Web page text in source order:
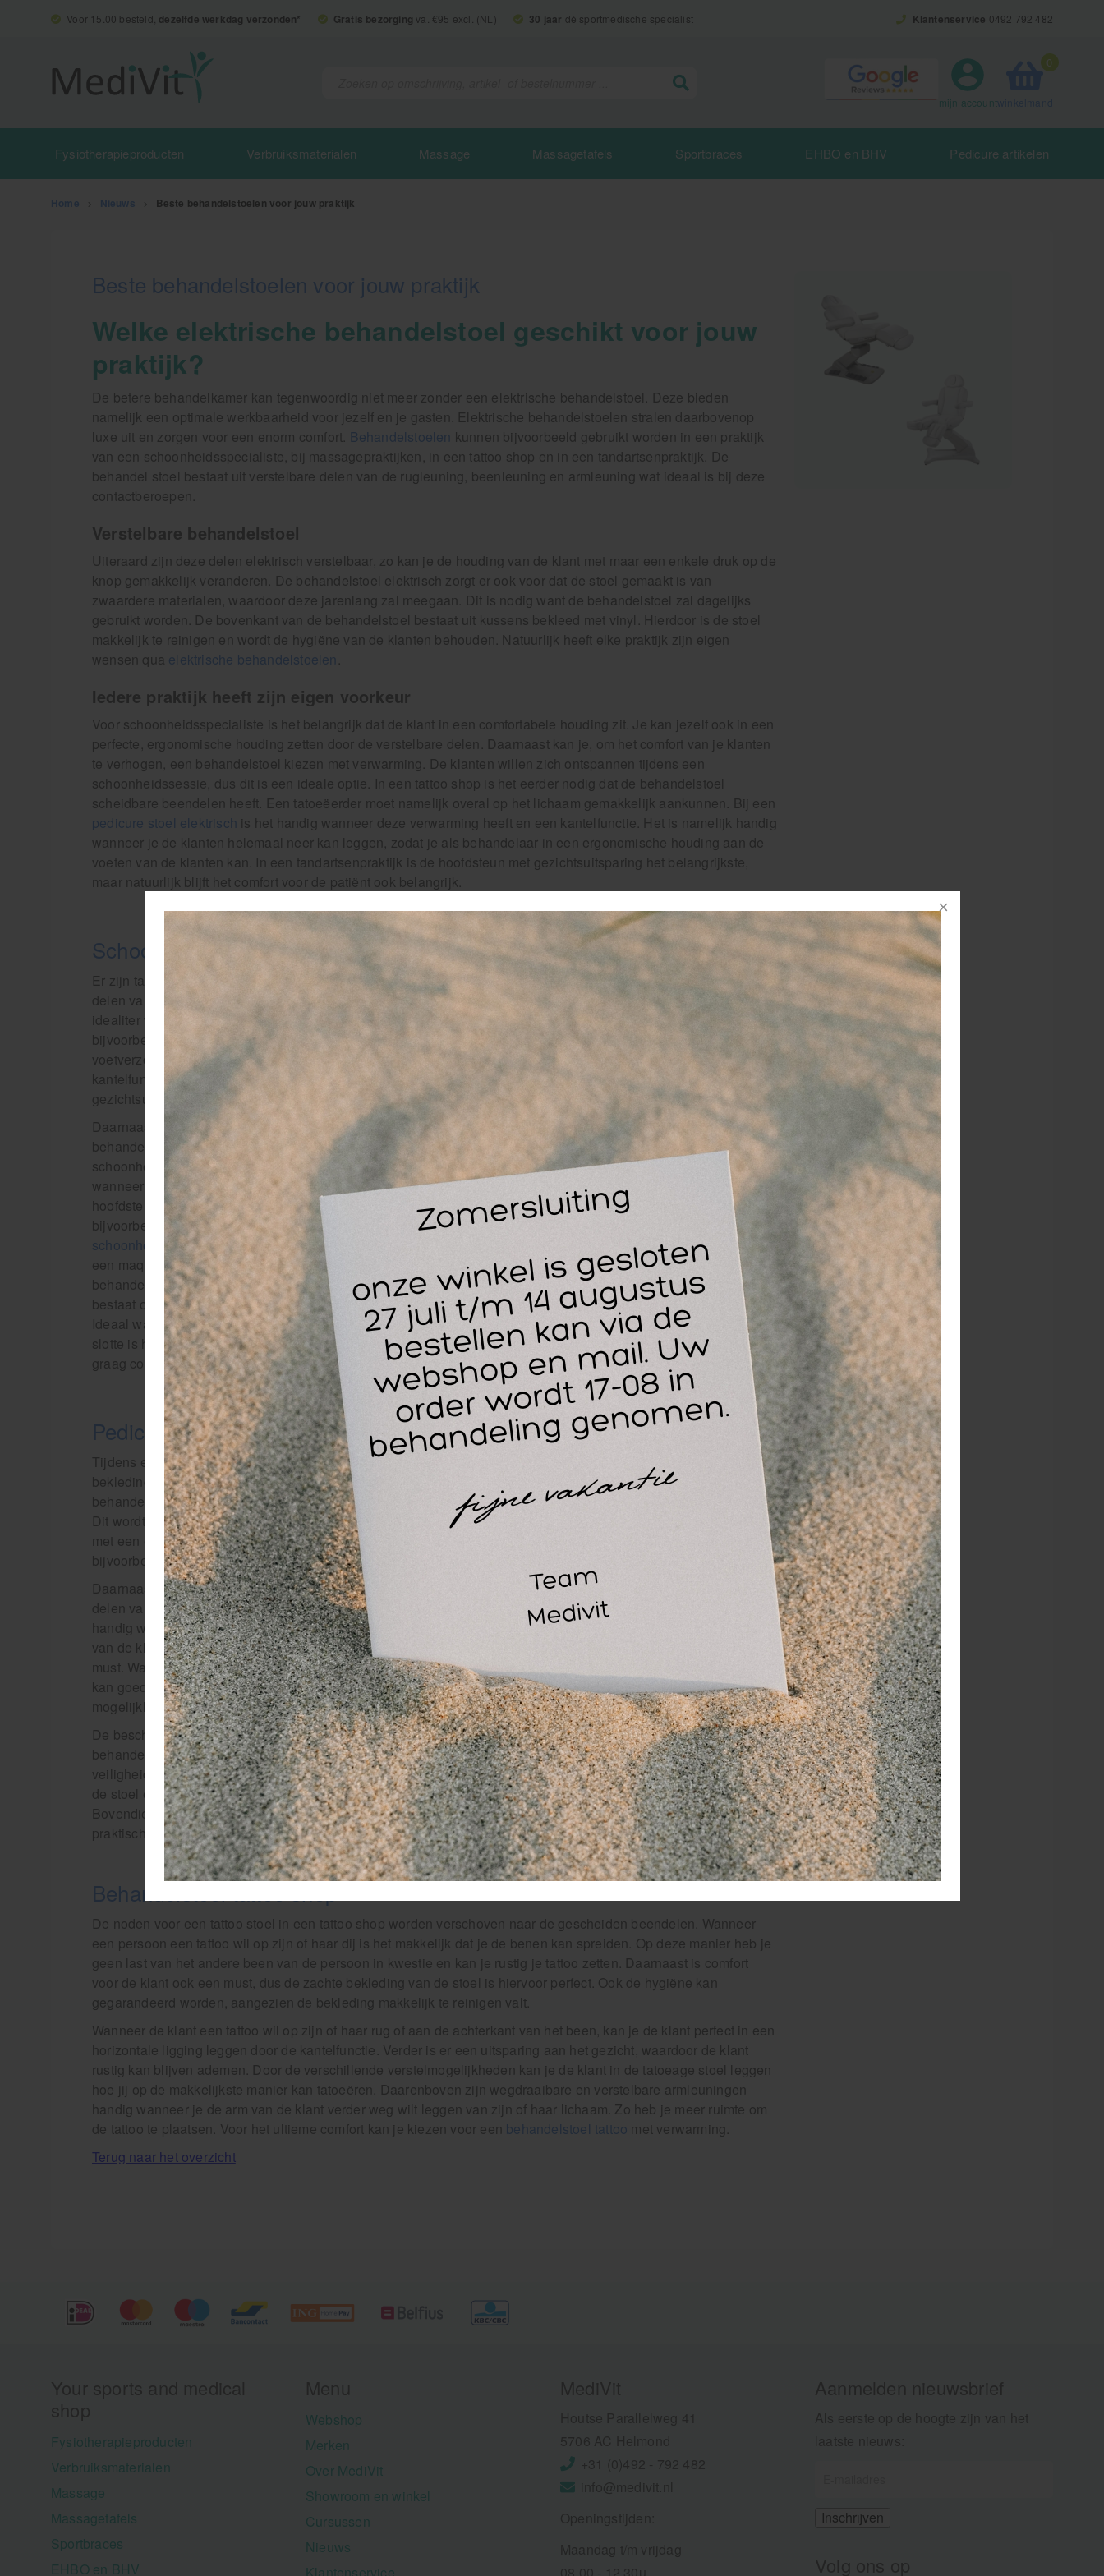
Voor 15.00 besteld, dezelfde werkdag verzonden* Gratis bezorging va. €95 excl. (NL) 30 jaar dé sportmedische specialist Klantenservice 0492 792 482
0
mijn account
Fysiotherapieproducten Verbruiksmaterialen Massage Massagetafels Sportbraces EHBO en BHV Pedicure artikelen
Home Nieuws Beste behandelstoelen voor jouw praktijk
Beste behandelstoelen voor jouw praktijk
Welke elektrische behandelstoel geschikt voor jouw
praktijk?
De betere behandelkamer kan tegenwoordig niet meer zonder een elektrische behandelstoel. Deze bieden
namelijk een optimale werkbaarheid voor jezelf en je gasten. Elektrische behandelstoelen stralen daarbovenop
luxe uit en zorgen voor een enorm comfort. Behandelstoelen kunnen bijvoorbeeld gebruikt worden in een praktijk
van een schoonheidsspecialiste, bij massagepraktijken, in een tattoo shop en in een tandartsenpraktijk. De
behandel stoel bestaat uit verstelbare delen van de rugleuning, beenleuning en armleuning wat ideaal is bij deze
contactberoepen.
Verstelbare behandelstoel
Uiteraard zijn deze delen elektrisch verstelbaar, zo kan je de houding van de klant met maar een enkele druk op de
knop gemakkelijk veranderen. De behandelstoel elektrisch zorgt er ook voor dat de stoel gemaakt is van
zwaardere materialen, waardoor deze jarenlang zal meegaan. Dit is nodig want de behandelstoel zal dagelijks
gebruikt worden. De bovenkant van de behandelstoel bestaat uit kussens bekleed met vinyl. Hierdoor is de stoel
makkelijk te reinigen en wordt de hygiëne van de klanten behouden. Natuurlijk heeft elke praktijk zijn eigen
wensen qua elektrische behandelstoelen .
Iedere praktijk heeft zijn eigen voorkeur
Voor schoonheidsspecialiste is het belangrijk dat de klant in een comfortabele houding zit. Je kan jezelf ook in een
perfecte, ergonomische houding zetten door de verstelbare delen. Daarnaast kan je, om het comfort van je klanten
te verhogen, een behandelstoel kiezen met verwarming. De klanten willen zich ontspannen tijdens een
schoonheidssessie, dus dit is een ideale optie. In een tattoo shop is het eerder nodig dat de behandelstoel
scheidbare beendelen heeft. Een tatoeëerder moet namelijk overal op het lichaam gemakkelijk aankunnen. Bij een
pedicure stoel elektrisch is het handig wanneer deze verwarming heeft en een kantelfunctie. Het is namelijk handig
wanneer je de klanten helemaal neer kan leggen, zodat je als behandelaar in een ergonomische houding aan de
voeten van de klanten kan. In een tandartsenpraktijk is de hoofdsteun met gezichtsuitsparing het belangrijkste,
maar natuurlijk blijft het comfort voor de patiënt ook belangrijk.
Schoonheidsspecialiste behandelstoel
Er zijn talloze voordelen aan een behandelstoel schoonheidssalon. Allereerst is het handig dat de verschillende
delen van de stoel elektrisch verstelbaar zijn, waaronder die voor de arm, rug en benen. De armleuningen zijn
idealiter wegdraaibaar, waardoor je als behandelaar de armen kan leggen hoe jij wilt. Dit is ideaal voor
bijvoorbeeld een manicure. De beendelen zijn gescheiden van elkaar, dit is bijvoorbeeld handig bij ontharingen,
voetverzorging of een massage. Daarnaast heeft de behandelstoel schoonheidsspecialist een elektrische
kantelfunctie, zodat de klant horizontaal of verticaal gelegd kan worden. De hoofdsteun is voorzien van een
gezichtsuitsparing, wat zeker voor schoonheidsspecialisten cruciaal is.
Daarnaast is de stoel ook elektrisch verstelbaar in de hoogte, breedte en bij het voetgedeelte. Zo kan je als
behandelaar makkelijk onder de voeten komen en blijf je zelf in een ergonomische houding zitten. Wanneer je als
schoonheidssalon meer focust op gezichtsbehandelingen heeft je stoel natuurlijk minder functies nodig dan
wanneer je pedicurebehandelingen of massages aanbiedt. De behandelstoel wimpers heeft nood aan een
hoofdsteun met gezichtsuitsparing en een comfortabel kussen voor de klant wanneer je als behandelaar
bijvoorbeeld een wimperverlenging geeft. Daarnaast is het nuttig wanneer de
schoonheidsspecialiste
draaibaar is en de hoofdsteun eveneens verstelbaar is. Dit is bijvoorbeeld handig tijdens
een maquillage, zo kan je het hoofd van de klant in de positie plaatsen die voor jou het beste uitkomt. De
behandelstoelen hebben een soft touch bekleding, waardoor deze zacht en luxueus aanvoelt voor de klant. Er
bestaat ook een stoel met rondom bediening, waardoor de stoel in alle mogelijke posities geplaatst kan worden.
Ideaal wanneer er in je schoonheidssalon verschillende soorten lichaamsverzorgingen worden aangeboden. Ten
slotte is het aangenaam voor de klant wanneer de behandelstoel een verwarmingsfunctie heeft. Wie zit er nu niet
graag comfortabel en warm in een stoel om te ontspannen en te genieten?
Pedicure behandelstoel
Tijdens een pedicure behandeling wil de klant ontspannen zijn en comfortabel liggen of zitten. Met de soft touch
bekleding van de behandelstoelen voelen de kussens zacht aan op het lichaam van de klant. Het voordeel van een
behandelstoel pedicure is dat je zelf in een ergonomische houding kan blijven zitten, terwijl de klant rustig neerligt.
Dit wordt mogelijk gemaakt doordat de pedicure stoel verstelbaar is in de hoogte. Er bestaat een behandelstoel
met een elektrische kantelfunctie, zodat je de klant plat op de rug kan leggen. Dit is handig wanneer er
bijvoorbeeld een onderbeen- of voetmassage wordt uitgevoerd.
Daarnaast is eenpedicure behandelstoelmet gescheiden beendelen ideaal, aangezien je op die manier aan alle
delen van de voeten kan zonder in de weg te staan van de rust van de klant. Deze gescheiden beendelen zijn
handig wanneer je de behandeling uitvoert op een enkele voet, zodat je voldoende ruimte hebt en het andere been
van de klant niet in de weg zit. Voor het comfort van de klant is een hoofdsteun met een gezichtsuitsparing een
must. Wanneer de klant op zijn buik moet gaan liggen is de hoofdsteun met gezichtsuitsparing ideaal, want de klant
kan goed blijven ademen door deze uitsparing in het hoofdgebied. Deze verschillende instellingen bieden een
mogelijkheid om effectief te kunnen werken tijdens de lichaamsbehandeling.
De beschikbare behandelstoelen hebben daarbovenop een draagvermogen tussen 200 en 250 kg. Dit laat de
behandeling toe van verschillende lichaamstypes. De stevige voet van de behandelstoel biedt stabiliteit en
veiligheid voor de klant. De zachte en dikke voering van de stoel zorgt voor comfort en is vuilafstotend. Aangezien
de stoel elektrisch verstelbaar is, kan je je blijven focussen op de behandeling en de noden van de klant.
Bovendien geeft deze moderne behandelstoel een leuke touch aan het interieur van je behandelkamer. Niet alleen
praktisch dus, maar ook nog eens esthetisch!
Behandelstoel tattoo shop
De noden voor een tattoo stoel in een tattoo shop worden verschoven naar de gescheiden beendelen. Wanneer
een persoon een tattoo wil op zijn of haar dij is het makkelijk dat je de benen kan spreiden. Op deze manier heb je
geen last van het andere been van de persoon in kwestie en kan je rustig je tattoo zetten. Daarnaast is comfort
voor de klant ook een must, dus de zachte bekleding van de stoel is hiervoor perfect. Ook de hygiëne kan
gegarandeerd worden, aangezien de bekleding makkelijk te reinigen valt.
Wanneer de klant een tattoo wil op zijn of haar rug of aan de achterkant van het been, kan je de klant perfect in een
horizontale ligging leggen door de kantelfunctie. Verder is er een uitsparing aan het gezicht, waardoor de klant
rustig kan blijven ademen. Door de verschillende verstelmogelijkheden kan je de klant in de tatoeage stoel leggen
hoe jij op de makkelijkste manier kan tatoeëren. Daarenboven zijn wegdraaibare en verstelbare armleuningen
handig wanneer je de arm van de klant verder weg wilt leggen van zijn of haar lichaam. Zo heb je meer ruimte om
de tattoo te plaatsen. Voor het ultieme comfort kan je kiezen voor een behandelstoel tattoo met verwarming.
Terug naar het overzicht
Fysiotherapieproducten
Verbruiksmaterialen
Massage
Massagetafels
Sportbraces
EHBO en BHV
Webshop
Merken
Over MediVit
Showroom en winkel
Cursussen
Nieuws